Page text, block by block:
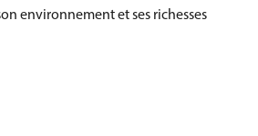
environnement et ses richesses